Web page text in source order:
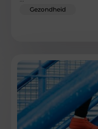
Gezondheid